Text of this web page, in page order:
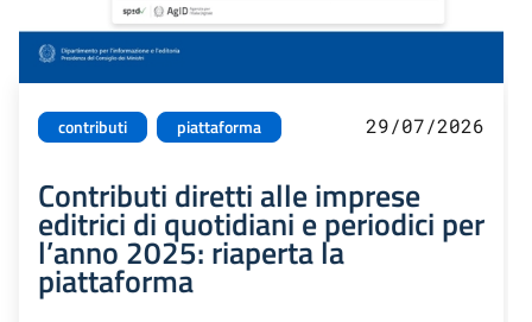
contributi piattaforma 29/07/2026
Contributi diretti alle imprese
editrici di quotidiani e periodici per
l’anno 2025: riaperta la
piattaforma